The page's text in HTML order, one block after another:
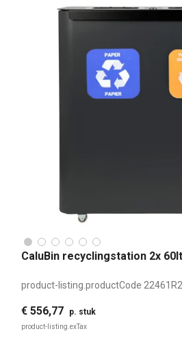
CaluBin recyclingstation 2x
product-listing.productCode 22461R2
€ 556,77 p. stuk
product-listing.exTax